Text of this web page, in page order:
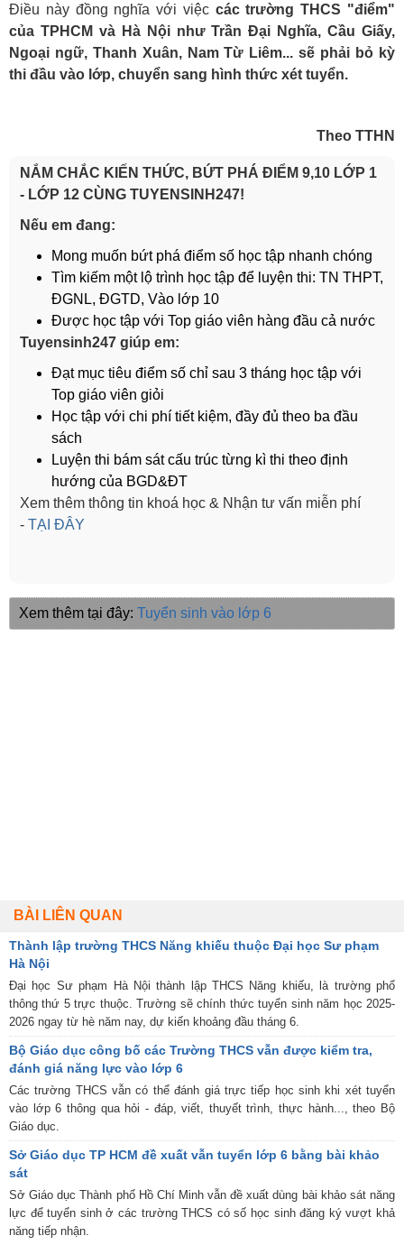
Điều này đồng nghĩa với việc các trường THCS "điểm"
của TPHCM và Hà Nội như Trần Đại Nghĩa, Cầu Giấy,
Ngoại ngữ, Thanh Xuân, Nam Từ Liêm... sẽ phải bỏ kỳ
thi đầu vào lớp, chuyển sang hình thức xét tuyển.
Theo TTHN
NẮM CHẮC KIẾN THỨC, BỨT PHÁ ĐIỂM 9,10 LỚP 1
- LỚP 12 CÙNG TUYENSINH247!
Nếu em đang:
Mong muốn bứt phá điểm số học tập nhanh chóng
Tìm kiếm một lộ trình học tập để luyện thi: TN THPT,
ĐGNL, ĐGTD, Vào lớp 10
Được học tập với Top giáo viên hàng đầu cả nước
Tuyensinh247 giúp em:
Đạt mục tiêu điểm số chỉ sau 3 tháng học tập với
Top giáo viên giỏi
Học tập với chi phí tiết kiệm, đầy đủ theo ba đầu
sách
Luyện thi bám sát cấu trúc từng kì thi theo định
hướng của BGD&ĐT
Xem thêm thông tin khoá học & Nhận tư vấn miễn phí
- TẠI ĐÂY
Xem thêm tại đây: Tuyển sinh vào lớp 6
BÀI LIÊN QUAN
Thành lập trường THCS Năng khiếu thuộc Đại học Sư phạm
Hà Nội
Đại học Sư phạm Hà Nội thành lập THCS Năng khiếu, là trường phổ
thông thứ 5 trực thuộc. Trường sẽ chính thức tuyển sinh năm học 2025-
2026 ngay từ hè năm nay, dự kiến khoảng đầu tháng 6.
Bộ Giáo dục công bố các Trường THCS vẫn được kiểm tra,
đánh giá năng lực vào lớp 6
Các trường THCS vẫn có thể đánh giá trực tiếp học sinh khi xét tuyển
vào lớp 6 thông qua hỏi - đáp, viết, thuyết trình, thực hành..., theo Bộ
Giáo dục.
Sở Giáo dục TP HCM đề xuất vẫn tuyển lớp 6 bằng bài khảo
sát
Sở Giáo dục Thành phố Hồ Chí Minh vẫn đề xuất dùng bài khảo sát năng
lực để tuyển sinh ở các trường THCS có số học sinh đăng ký vượt khả
năng tiếp nhận.